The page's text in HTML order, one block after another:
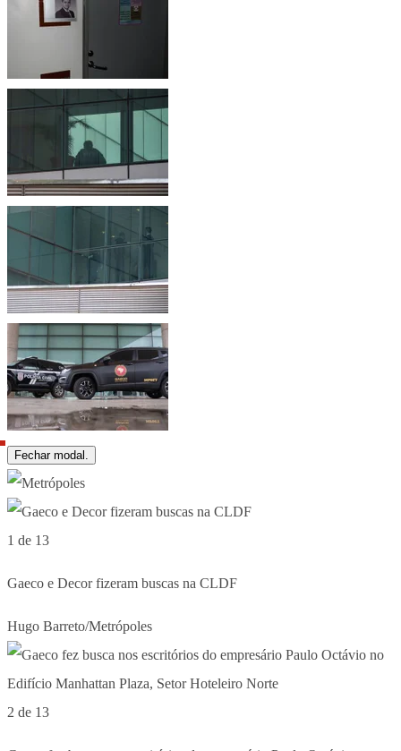
Fechar modal.
1 de 13
Gaeco e Decor fizeram buscas na CLDF
Hugo Barreto/Metrópoles
2 de 13